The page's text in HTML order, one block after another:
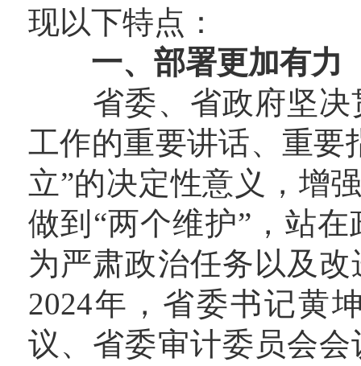
现以下特点：
一、部署更加有力
省委、省政府坚决
工作的重要讲话、重要
立”的决定性意义，增
做到“两个维护”，站
为严肃政治任务以及
2024年，省委书记黄
议、省委审计委员会